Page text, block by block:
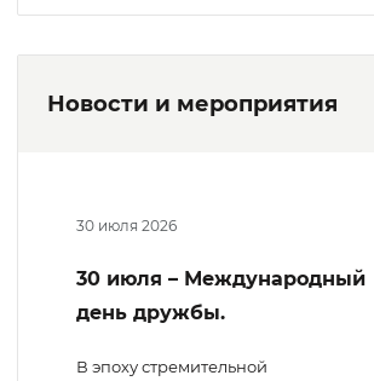
Новости и мероприятия
30 июля 2026
30 июля – Международный
день дружбы.
В эпоху стремительной